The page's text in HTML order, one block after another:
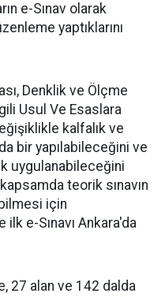
e-Sınav olarak
yaptıklarını
Denklik ve Ölçme
Usul Ve Esaslara
kalfalık ve
bir yapılabileceğini ve
uygulanabileceğini
teorik sınavın
için
ilk e-Sınavı Ankara'da
27 alan ve 142 dalda